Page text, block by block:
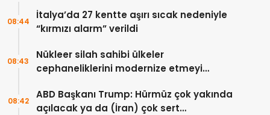
İtalya’da 27 kentte aşırı sıcak nedeniyle
“kırmızı alarm” verildi
08:44
Nükleer silah sahibi ülkeler
cephaneliklerini modernize etmeyi
08:43
ABD Başkanı Trump: Hürmüz çok yakında
açılacak ya da (İran) çok sert
08:42